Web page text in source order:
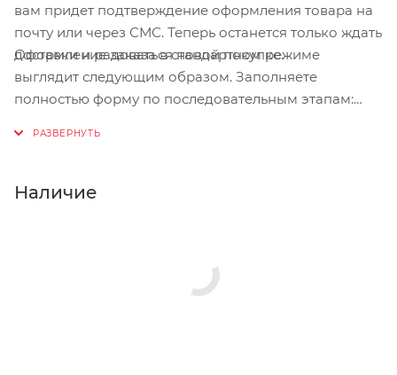
вам придет подтверждение оформления товара на
почту или через СМС. Теперь останется только ждать
доставки и радоваться новой покупке.
Оформление заказа в стандартном режиме
выглядит следующим образом. Заполняете
полностью форму по последовательным этапам:
Нажмите кнопку «Оформить заказ».
Наличие